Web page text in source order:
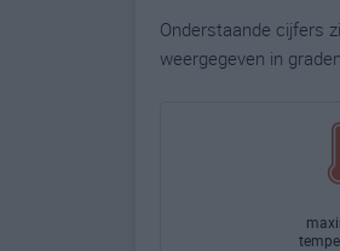
Onderstaande cijfers
weergegeven in